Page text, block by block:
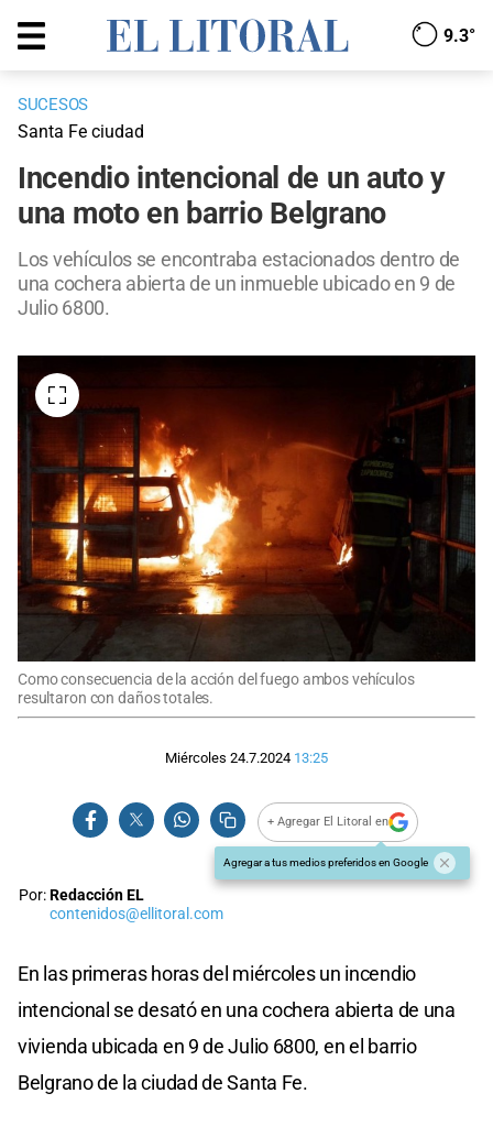
9.3°
SUCESOS
Santa Fe ciudad
Incendio intencional de un auto y
una moto en barrio Belgrano
Los vehículos se encontraba estacionados dentro de
una cochera abierta de un inmueble ubicado en 9 de
Julio 6800.
Como consecuencia de la acción del fuego ambos vehículos
resultaron con daños totales.
Miércoles 24.7.2024 13:25
+ Agregar El Litoral en
Agregar a tus medios preferidos en Google
Por:Redacción EL
contenidos@ellitoral.com
En las primeras horas del miércoles un incendio
intencional se desató en una cochera abierta de una
vivienda ubicada en 9 de Julio 6800, en el barrio
Belgrano de la ciudad de Santa Fe.